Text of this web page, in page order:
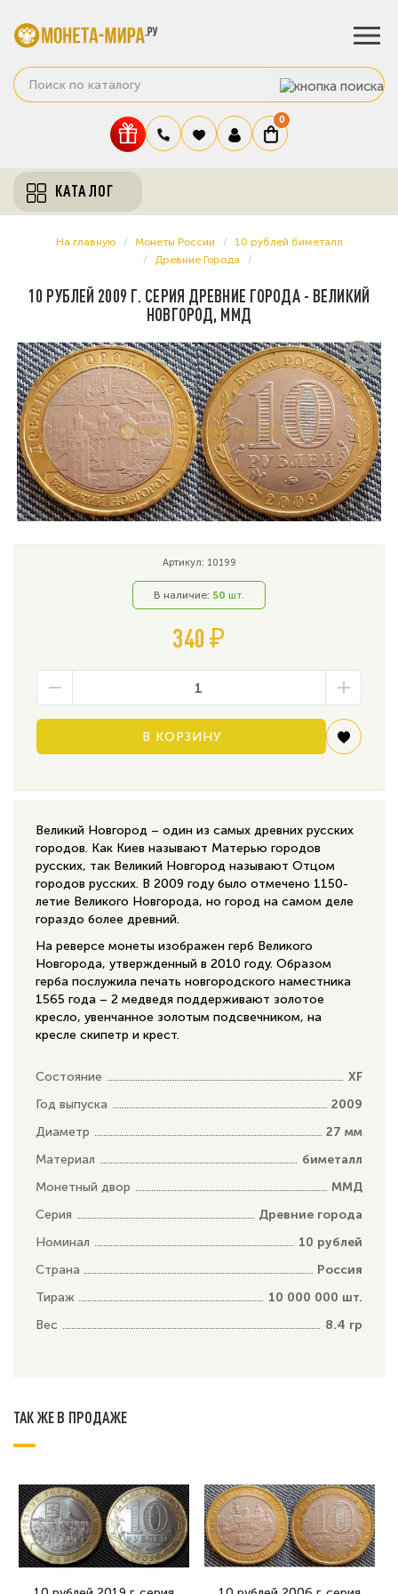
0
КАТАЛОГ
На главную Монеты России
10 рублей биметалл
Древние Города
10 РУБЛЕЙ 2009 Г. СЕРИЯ ДРЕВНИЕ ГОРОДА - ВЕЛИКИЙ
НОВГОРОД, ММД
Артикул: 10199
В наличие: 50 шт.
340 ₽
В КОРЗИНУ
Великий Новгород – один из самых древних русских
городов. Как Киев называют Матерью городов
русских, так Великий Новгород называют Отцом
городов русских. В 2009 году было отмечено 1150-
летие Великого Новгорода, но город на самом деле
гораздо более древний.
На реверсе монеты изображен герб Великого
Новгорода, утвержденный в 2010 году. Образом
герба послужила печать новгородского наместника
1565 года – 2 медведя поддерживают золотое
кресло, увенчанное золотым подсвечником, на
кресле скипетр и крест.
Состояние
XF
Год выпуска
2009
Диаметр
27 мм
Материал
биметалл
Монетный двор
ММД
Серия
Древние города
Номинал
10 рублей
Страна
Россия
Тираж
10 000 000 шт.
Вес
8.4 гр
ТАК ЖЕ В ПРОДАЖЕ